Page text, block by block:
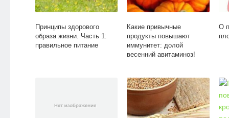
Принципы здорового
образа жизни. Часть 1:
правильное питание
Какие привычные
продукты повышают
иммунитет: долой
весенний авитаминоз!
О